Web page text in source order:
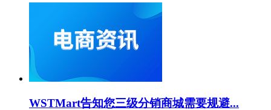
WSTMart告知您三级分销商城需要规避...